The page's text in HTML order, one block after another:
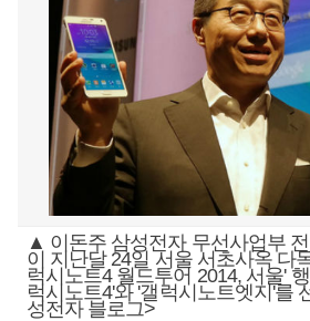
▲ 이돈주 삼성전자 무선사업부
이 지난달 24일 서울 서초사옥 다
럭시노트4 월드투어 2014, 서울'
럭시노트4'와 '갤럭시노트엣지'를
성전자 블로그>